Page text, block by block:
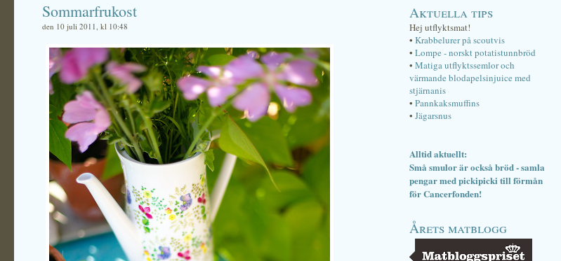
Sommarfrukost
den 10 juli 2011, kl 10:48
Aktuella tips
Hej utflyktsmat!
• Krabbelurer på scoutvis
• Lompe - norskt potatistunnbröd
• Matiga utflyktssemlor och
värmande blodapelsinjuice med
stjärnanis
• Pannkaksmuffins
• Jägarsnus
Alltid aktuellt:
Små smulor är också bröd - samla
pengar med pickipicki till förmån
för Cancerfonden!
Årets matblogg